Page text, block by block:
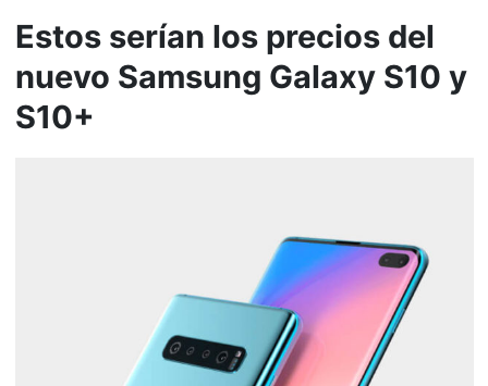
Estos serían los precios del
nuevo Samsung Galaxy S10 y
S10+